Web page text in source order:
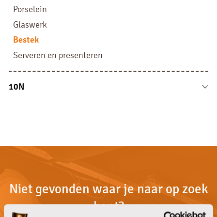
Drank overige
Luchtverfrissers
Dispensers
Doeken en sponsen
Overige
Porselein
Glaswerk
Bestek
Serveren en presenteren
10N
Niet gevonden waar je naar op zoek
bent?